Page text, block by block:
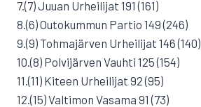
7.(7) Juuan Urheilijat 191 (161)
8.(6) Outokummun Partio 149 (246)
9.(9) Tohmajärven Urheilijat 146 (140)
10.(8) Polvijärven Vauhti 125 (154)
11.(11) Kiteen Urheilijat 92 (95)
12.(15) Valtimon Vasama 91 (73)